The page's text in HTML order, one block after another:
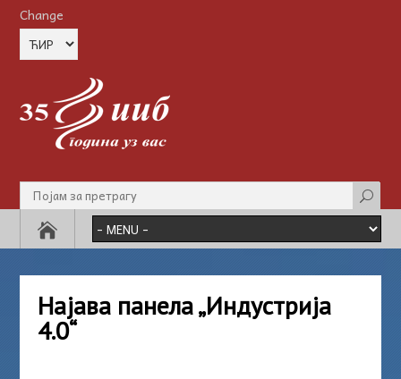
Change
Најава панела „Индустрија
4.0“